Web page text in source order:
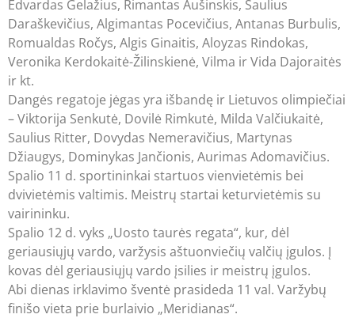
Edvardas Gelažius, Rimantas Aušinskis, Saulius
Daraškevičius, Algimantas Pocevičius, Antanas Burbulis,
Romualdas Ročys, Algis Ginaitis, Aloyzas Rindokas,
Veronika Kerdokaitė-Žilinskienė, Vilma ir Vida Dajoraitės
ir kt.
Dangės regatoje jėgas yra išbandę ir Lietuvos olimpiečiai
– Viktorija Senkutė, Dovilė Rimkutė, Milda Valčiukaitė,
Saulius Ritter, Dovydas Nemeravičius, Martynas
Džiaugys, Dominykas Jančionis, Aurimas Adomavičius.
Spalio 11 d. sportininkai startuos vienvietėmis bei
dvivietėmis valtimis. Meistrų startai keturvietėmis su
vairininku.
Spalio 12 d. vyks „Uosto taurės regata“, kur, dėl
geriausiųjų vardo, varžysis aštuonviečių valčių įgulos. Į
kovas dėl geriausiųjų vardo įsilies ir meistrų įgulos.
Abi dienas irklavimo šventė prasideda 11 val. Varžybų
finišo vieta prie burlaivio „Meridianas“.